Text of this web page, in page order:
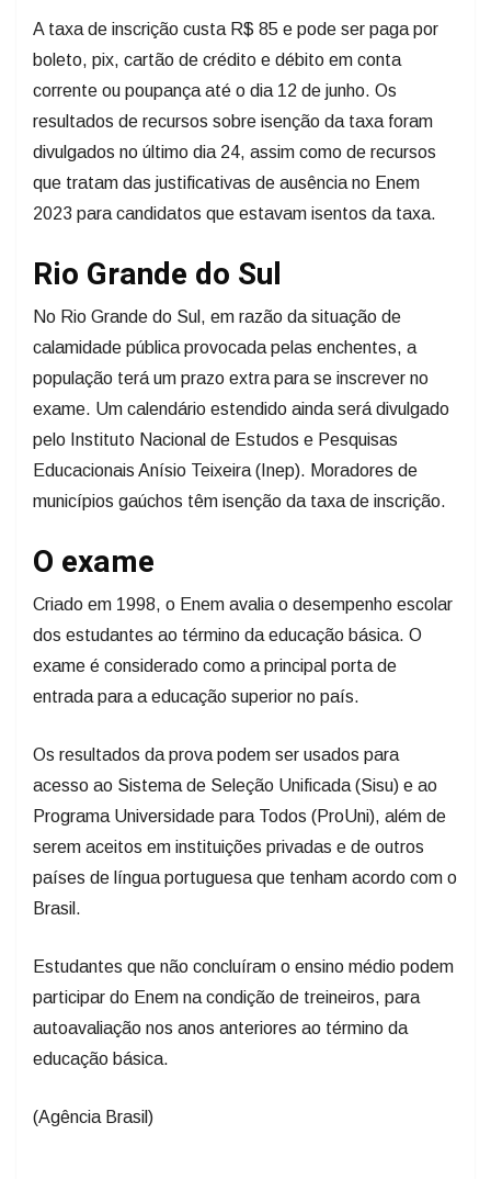
A taxa de inscrição custa R$ 85 e pode ser paga por
boleto, pix, cartão de crédito e débito em conta
corrente ou poupança até o dia 12 de junho. Os
resultados de recursos sobre isenção da taxa foram
divulgados no último dia 24, assim como de recursos
que tratam das justificativas de ausência no Enem
2023 para candidatos que estavam isentos da taxa.
Rio Grande do Sul
No Rio Grande do Sul, em razão da situação de
calamidade pública provocada pelas enchentes, a
população terá um prazo extra para se inscrever no
exame. Um calendário estendido ainda será divulgado
pelo Instituto Nacional de Estudos e Pesquisas
Educacionais Anísio Teixeira (Inep). Moradores de
municípios gaúchos têm isenção da taxa de inscrição.
O exame
Criado em 1998, o Enem avalia o desempenho escolar
dos estudantes ao término da educação básica. O
exame é considerado como a principal porta de
entrada para a educação superior no país.
Os resultados da prova podem ser usados para
acesso ao Sistema de Seleção Unificada (Sisu) e ao
Programa Universidade para Todos (ProUni), além de
serem aceitos em instituições privadas e de outros
países de língua portuguesa que tenham acordo com o
Brasil.
Estudantes que não concluíram o ensino médio podem
participar do Enem na condição de treineiros, para
autoavaliação nos anos anteriores ao término da
educação básica.
(Agência Brasil)